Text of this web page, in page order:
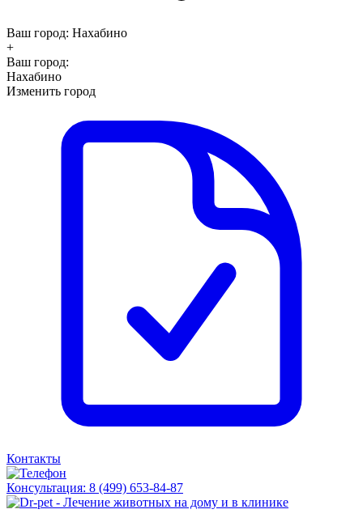
Ваш город: Нахабино
+
Ваш город:
Нахабино
Изменить город
Контакты
Консультация: 8 (499) 653-84-87